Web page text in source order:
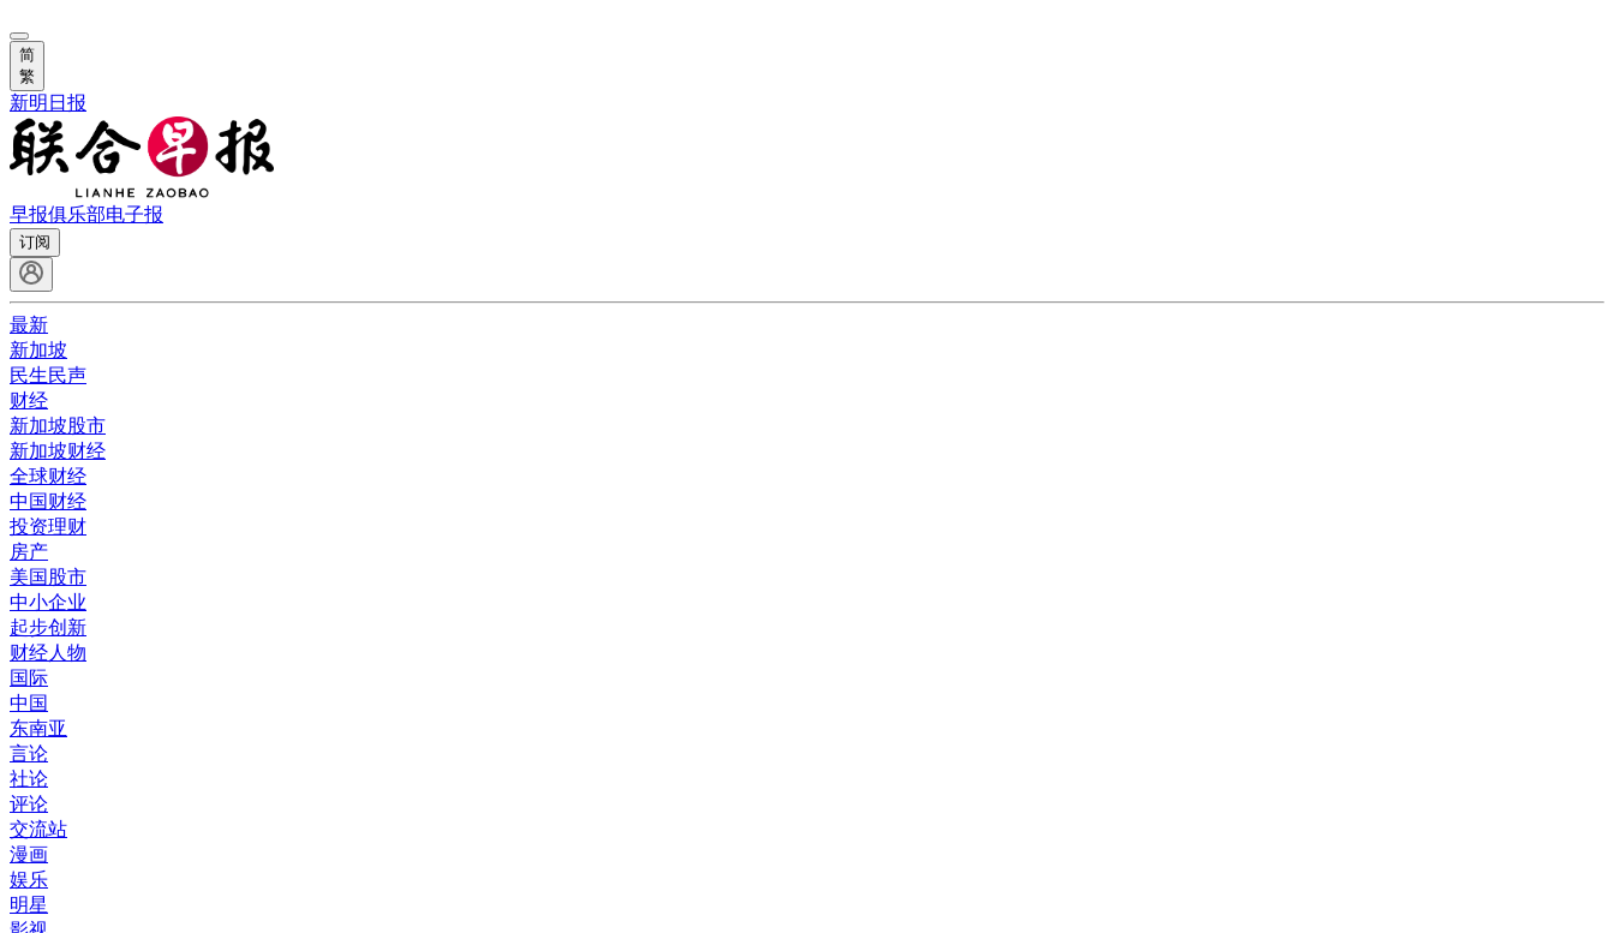
简
繁
新明日报
早报俱乐部电子报
订阅
最新
新加坡
民生民声
财经
新加坡股市
新加坡财经
全球财经
中国财经
投资理财
房产
美国股市
中小企业
起步创新
财经人物
国际
中国
东南亚
言论
社论
评论
交流站
漫画
娱乐
明星